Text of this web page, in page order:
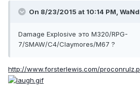
On 8/23/2015 at 10:14 PM,
Damage Explosive это M320/RPG-
7/SMAW/C4/Claymores/M67 ?
http://www.forsterlewis.com/